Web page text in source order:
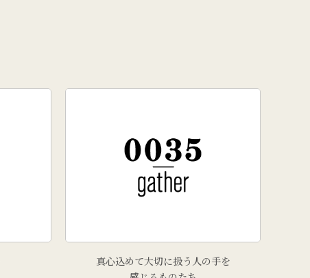
真心込めて大切に扱う人の手を